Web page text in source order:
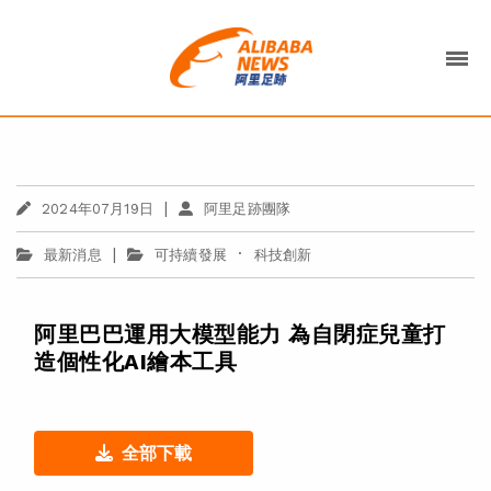
2024年07月19日 | 阿里足跡團隊
最新消息 | 可持續發展 · 科技創新
阿里巴巴運用大模型能力 為自閉症兒童打
造個性化AI繪本工具
全部下載